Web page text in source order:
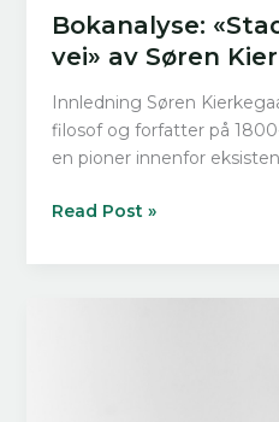
Bokanalyse:
vei» av Søren
Innledning Søren
filosof og forfatter på
en pioner innenfor
Bokanalyse:
på
Read Post »